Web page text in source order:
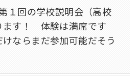
１回の学校説明会（高校
ます！ 体験は満席です
ならまだ参加可能だそう